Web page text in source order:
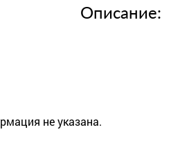
Описание:
не указана.